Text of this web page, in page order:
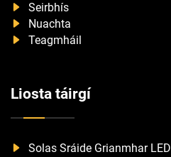
Seirbhís
Nuachta
Teagmháil
Liosta táirgí
Solas Sráide Grianmhar LED